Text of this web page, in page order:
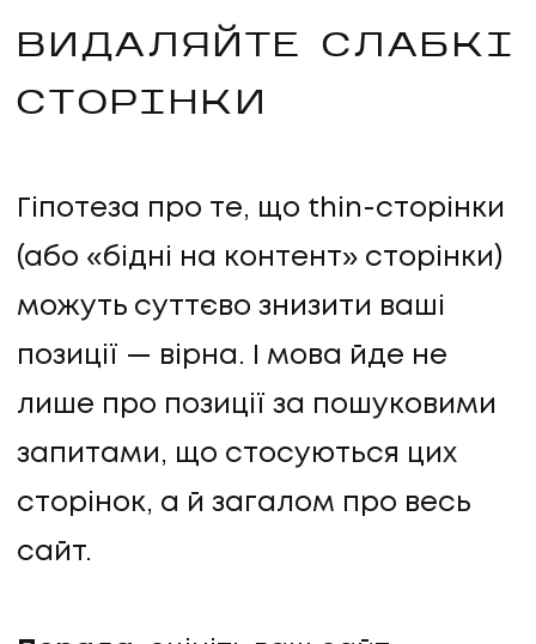
ВИДАЛЯЙТЕ СЛАБКІ
СТОРІНКИ
Гіпотеза про те, що thin-сторінки
(або «бідні на контент» сторінки)
можуть суттєво знизити ваші
позиції — вірна. І мова йде не
лише про позиції за пошуковими
запитами, що стосуються цих
сторінок, а й загалом про весь
сайт.